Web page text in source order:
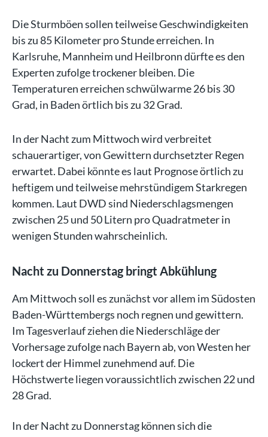
Die Sturmböen sollen teilweise Geschwindigkeiten
bis zu 85 Kilometer pro Stunde erreichen. In
Karlsruhe, Mannheim und Heilbronn dürfte es den
Experten zufolge trockener bleiben. Die
Temperaturen erreichen schwülwarme 26 bis 30
Grad, in Baden örtlich bis zu 32 Grad.
In der Nacht zum Mittwoch wird verbreitet
schauerartiger, von Gewittern durchsetzter Regen
erwartet. Dabei könnte es laut Prognose örtlich zu
heftigem und teilweise mehrstündigem Starkregen
kommen. Laut DWD sind Niederschlagsmengen
zwischen 25 und 50 Litern pro Quadratmeter in
wenigen Stunden wahrscheinlich.
Nacht zu Donnerstag bringt Abkühlung
Am Mittwoch soll es zunächst vor allem im Südosten
Baden-Württembergs noch regnen und gewittern.
Im Tagesverlauf ziehen die Niederschläge der
Vorhersage zufolge nach Bayern ab, von Westen her
lockert der Himmel zunehmend auf. Die
Höchstwerte liegen voraussichtlich zwischen 22 und
28 Grad.
In der Nacht zu Donnerstag können sich die